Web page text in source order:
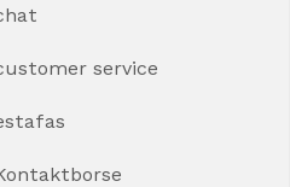
service